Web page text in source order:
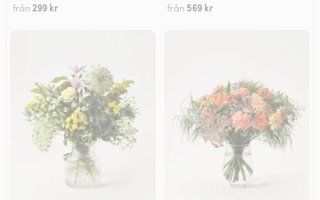
från 299 kr från 569 kr